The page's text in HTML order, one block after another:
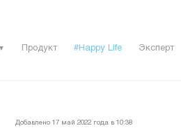
▼ Продукт #Happy Life Эксперт
Добавлено 17 май 2022 года в 10:38